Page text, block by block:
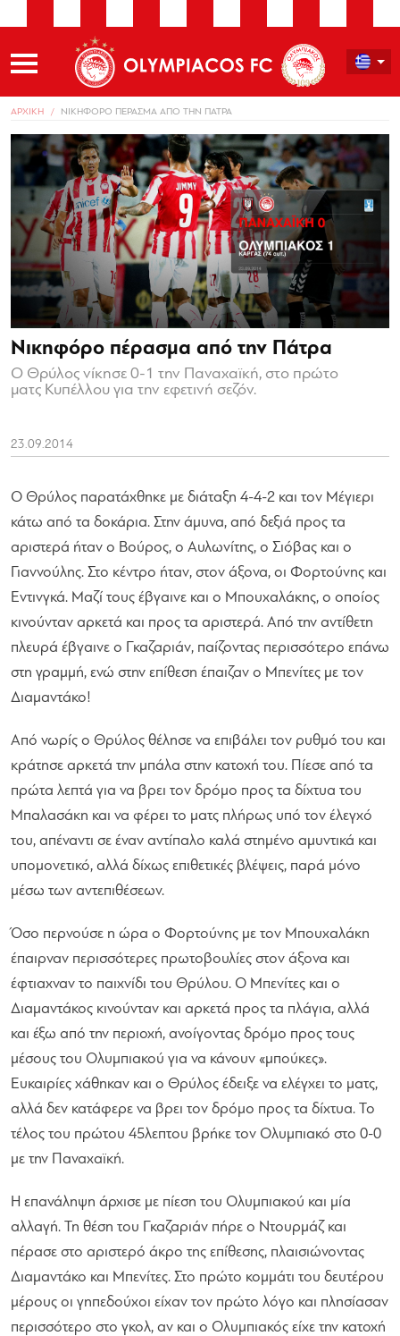
ΑΡΧΙΚΗ ΝΙΚΗΦΟΡΟ ΠΕΡΑΣΜΑ ΑΠΟ ΤΗΝ ΠΑΤΡΑ
Νικηφόρο πέρασμα από την Πάτρα
Ο Θρύλος νίκησε 0-1 την Παναχαϊκή, στο πρώτο
ματς Κυπέλλου για την εφετινή σεζόν.
23.09.2014
Ο Θρύλος παρατάχθηκε με διάταξη 4-4-2 και τον Μέγιερι
κάτω από τα δοκάρια. Στην άμυνα, από δεξιά προς τα
αριστερά ήταν ο Βούρος, ο Αυλωνίτης, ο Σιόβας και ο
Γιαννούλης. Στο κέντρο ήταν, στον άξονα, οι Φορτούνης και
Εντινγκά. Μαζί τους έβγαινε και ο Μπουχαλάκης, ο οποίος
κινούνταν αρκετά και προς τα αριστερά. Από την αντίθετη
πλευρά έβγαινε ο Γκαζαριάν, παίζοντας περισσότερο επάνω
στη γραμμή, ενώ στην επίθεση έπαιζαν ο Μπενίτες με τον
Διαμαντάκο!
Από νωρίς ο Θρύλος θέλησε να επιβάλει τον ρυθμό του και
κράτησε αρκετά την μπάλα στην κατοχή του. Πίεσε από τα
πρώτα λεπτά για να βρει τον δρόμο προς τα δίχτυα του
Μπαλασάκη και να φέρει το ματς πλήρως υπό τον έλεγχό
του, απέναντι σε έναν αντίπαλο καλά στημένο αμυντικά και
υπομονετικό, αλλά δίχως επιθετικές βλέψεις, παρά μόνο
μέσω των αντεπιθέσεων.
Όσο περνούσε η ώρα ο Φορτούνης με τον Μπουχαλάκη
έπαιρναν περισσότερες πρωτοβουλίες στον άξονα και
έφτιαχναν το παιχνίδι του Θρύλου. Ο Μπενίτες και ο
Διαμαντάκος κινούνταν και αρκετά προς τα πλάγια, αλλά
και έξω από την περιοχή, ανοίγοντας δρόμο προς τους
μέσους του Ολυμπιακού για να κάνουν «μπούκες».
Ευκαιρίες χάθηκαν και ο Θρύλος έδειξε να ελέγχει το ματς,
αλλά δεν κατάφερε να βρει τον δρόμο προς τα δίχτυα. Το
τέλος του πρώτου 45λεπτου βρήκε τον Ολυμπιακό στο 0-0
με την Παναχαϊκή.
Η επανάληψη άρχισε με πίεση του Ολυμπιακού και μία
αλλαγή. Τη θέση του Γκαζαριάν πήρε ο Ντουρμάζ και
πέρασε στο αριστερό άκρο της επίθεσης, πλαισιώνοντας
Διαμαντάκο και Μπενίτες. Στο πρώτο κομμάτι του δευτέρου
μέρους οι γηπεδούχοι είχαν τον πρώτο λόγο και πλησίασαν
περισσότερο στο γκολ, αν και ο Ολυμπιακός είχε την κατοχή